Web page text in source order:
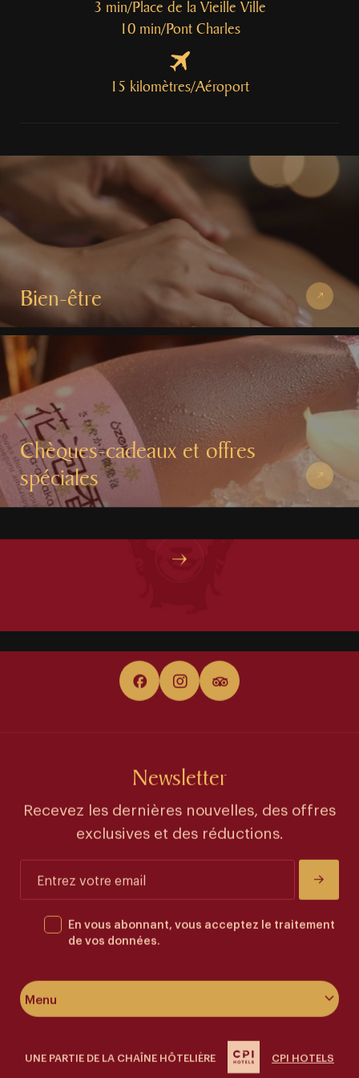
3 min/Place de la Vieille Ville
10 min/Pont Charles
15 kilomètres/Aéroport
Bien⁠⁠⁠⁠-⁠⁠⁠⁠être
Chèques-cadeaux et offres
spéciales
OÙ ENCORE ?
À propos de l’hôtel
Menu
À propos de l’hôtel
Newsletter
Recevez les dernières nouvelles, des offres
exclusives et des réductions.
En vous abonnant, vous acceptez le traitement
de vos données.
UNE PARTIE DE LA CHAÎNE HÔTELIÈRE CPI HOTELS